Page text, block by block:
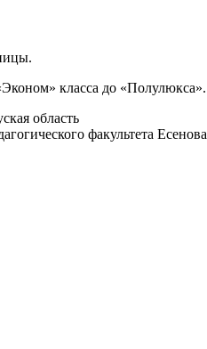
класса до «Полулюкса».
область
факультета Есенова